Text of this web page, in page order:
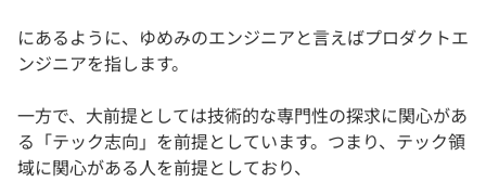
にあるように、ゆめみのエンジニアと言えばプロダクトエ
ンジニアを指します。
一方で、大前提としては技術的な専門性の探求に関心があ
る「テック志向」を前提としています。つまり、テック領
域に関心がある人を前提としており、